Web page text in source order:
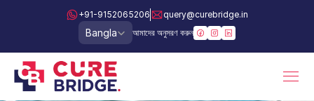
+91-9152065206 query@curebridge.in
Select Language
Bangla আমাদের অনুসরণ করুন